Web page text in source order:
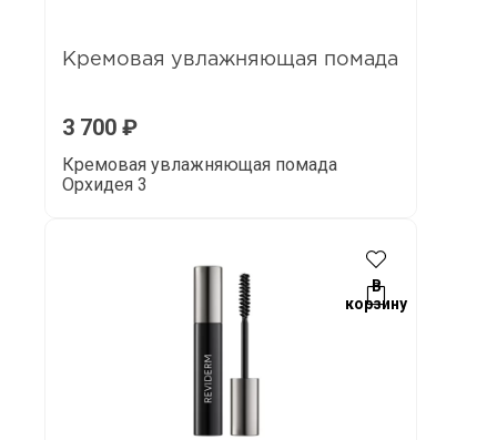
Кремовая увлажняющая помада
3 700 ₽
Кремовая увлажняющая помада
Орхидея 3
В
корзину